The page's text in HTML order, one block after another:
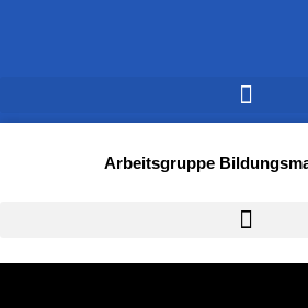
Arbeitsgruppe